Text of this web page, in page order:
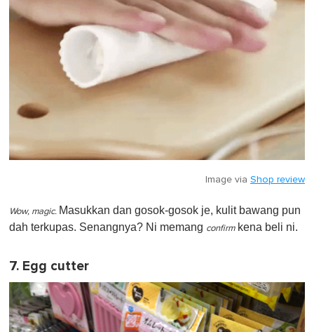
Image via Shop review
Wow, magic. Masukkan dan gosok-gosok je, kulit bawang pun
dah terkupas. Senangnya? Ni memang confirmkena beli ni.
7. Egg cutter